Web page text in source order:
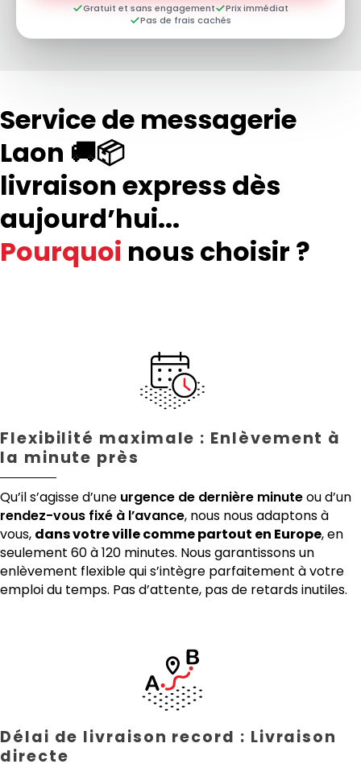
Gratuit et sans engagement
Prix immédiat
Pas de frais cachés
Service de messagerie
Laon 🚚📦
livraison express dès
aujourd’hui...
Pourquoi nous choisir ?
Flexibilité maximale : Enlèvement à
la minute près
Qu’il s’agisse d’une urgence de dernière minuteou d’un
rendez-vous fixé à l’avance, nous nous adaptons à
vous, dans votre ville comme partout en Europe, en
seulement 60 à 120 minutes. Nous garantissons un
enlèvement flexible qui s’intègre parfaitement à votre
emploi du temps. Pas d’attente, pas de retards inutiles.
Délai de livraison record : Livraison
directe